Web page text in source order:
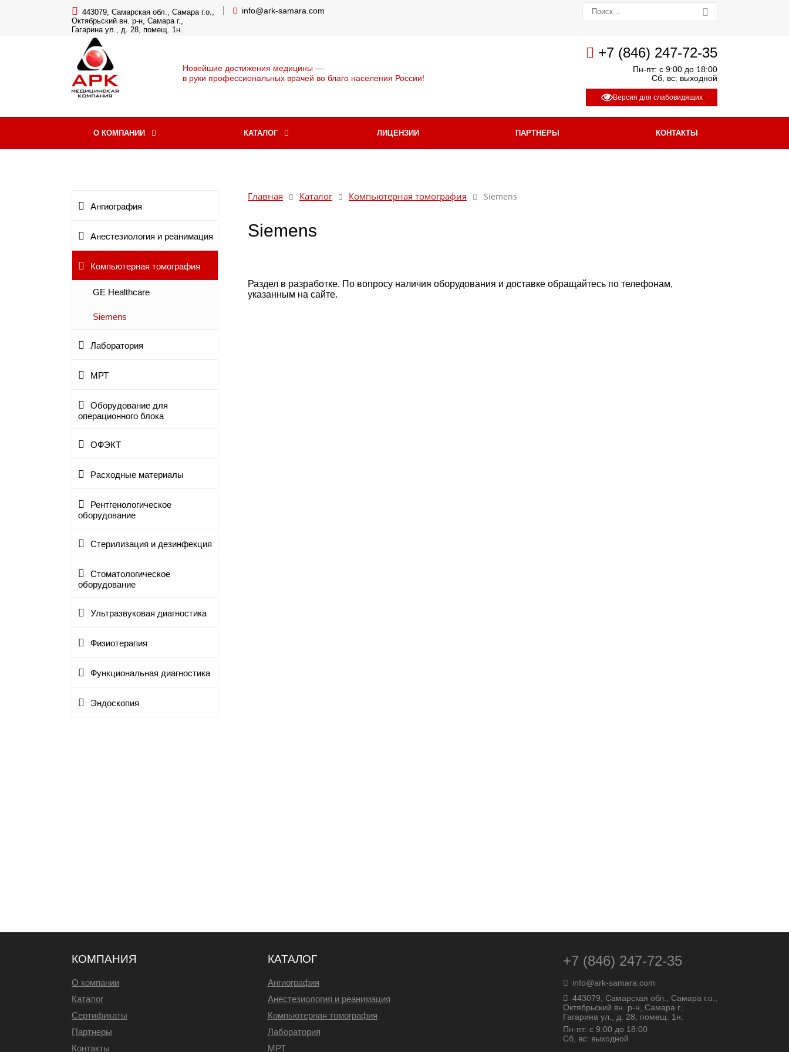
443079, Самарская обл., Самара г.о.,
Октябрьский вн. р-н, Самара г.,
Гагарина ул., д. 28, помещ. 1н.
info@ark-samara.com
+7 (846) 247-72-35
Пн-пт: с 9:00 до 18:00
Сб, вс: выходной
Версия для слабовидящих
Новейшие достижения медицины —
в руки профессиональных врачей во благо населения России!
О КОМПАНИИ КАТАЛОГ ЛИЦЕНЗИИ ПАРТНЕРЫ КОНТАКТЫ
Ангиография
Анестезиология и реанимация
Компьютерная томография
GE Healthcare
Siemens
Лаборатория
МРТ
Оборудование для
операционного блока
ОФЭКТ
Расходные материалы
Рентгенологическое
оборудование
Стерилизация и дезинфекция
Стоматологическое
оборудование
Ультразвуковая диагностика
Физиотерапия
Функциональная диагностика
Эндоскопия
Главная Каталог Компьютерная томография Siemens
Siemens
Раздел в разработке. По вопросу наличия оборудования и доставке обращайтесь по телефонам,
указанным на сайте.
КОМПАНИЯ
О компании
Каталог
Сертификаты
Партнеры
Контакты
КАТАЛОГ
Ангиография
Анестезиология и реанимация
Компьютерная томография
Лаборатория
МРТ
+7 (846) 247-72-35
info@ark-samara.com
443079, Самарская обл., Самара г.о.,
Октябрьский вн. р-н, Самара г.,
Гагарина ул., д. 28, помещ. 1н.
Пн-пт: с 9:00 до 18:00
Сб, вс: выходной